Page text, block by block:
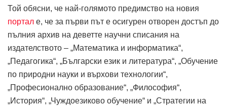
Той обясни, че най-голямото предимство на новия
портал е, че за първи път е осигурен отворен достъп до
пълния архив на деветте научни списания на
издателството – „Математика и информатика“,
„Педагогика“, „Български език и литература“, „Обучение
по природни науки и върхови технологии“,
„Професионално образование“, „Философия“,
„История“, „Чуждоезиково обучение“ и „Стратегии на